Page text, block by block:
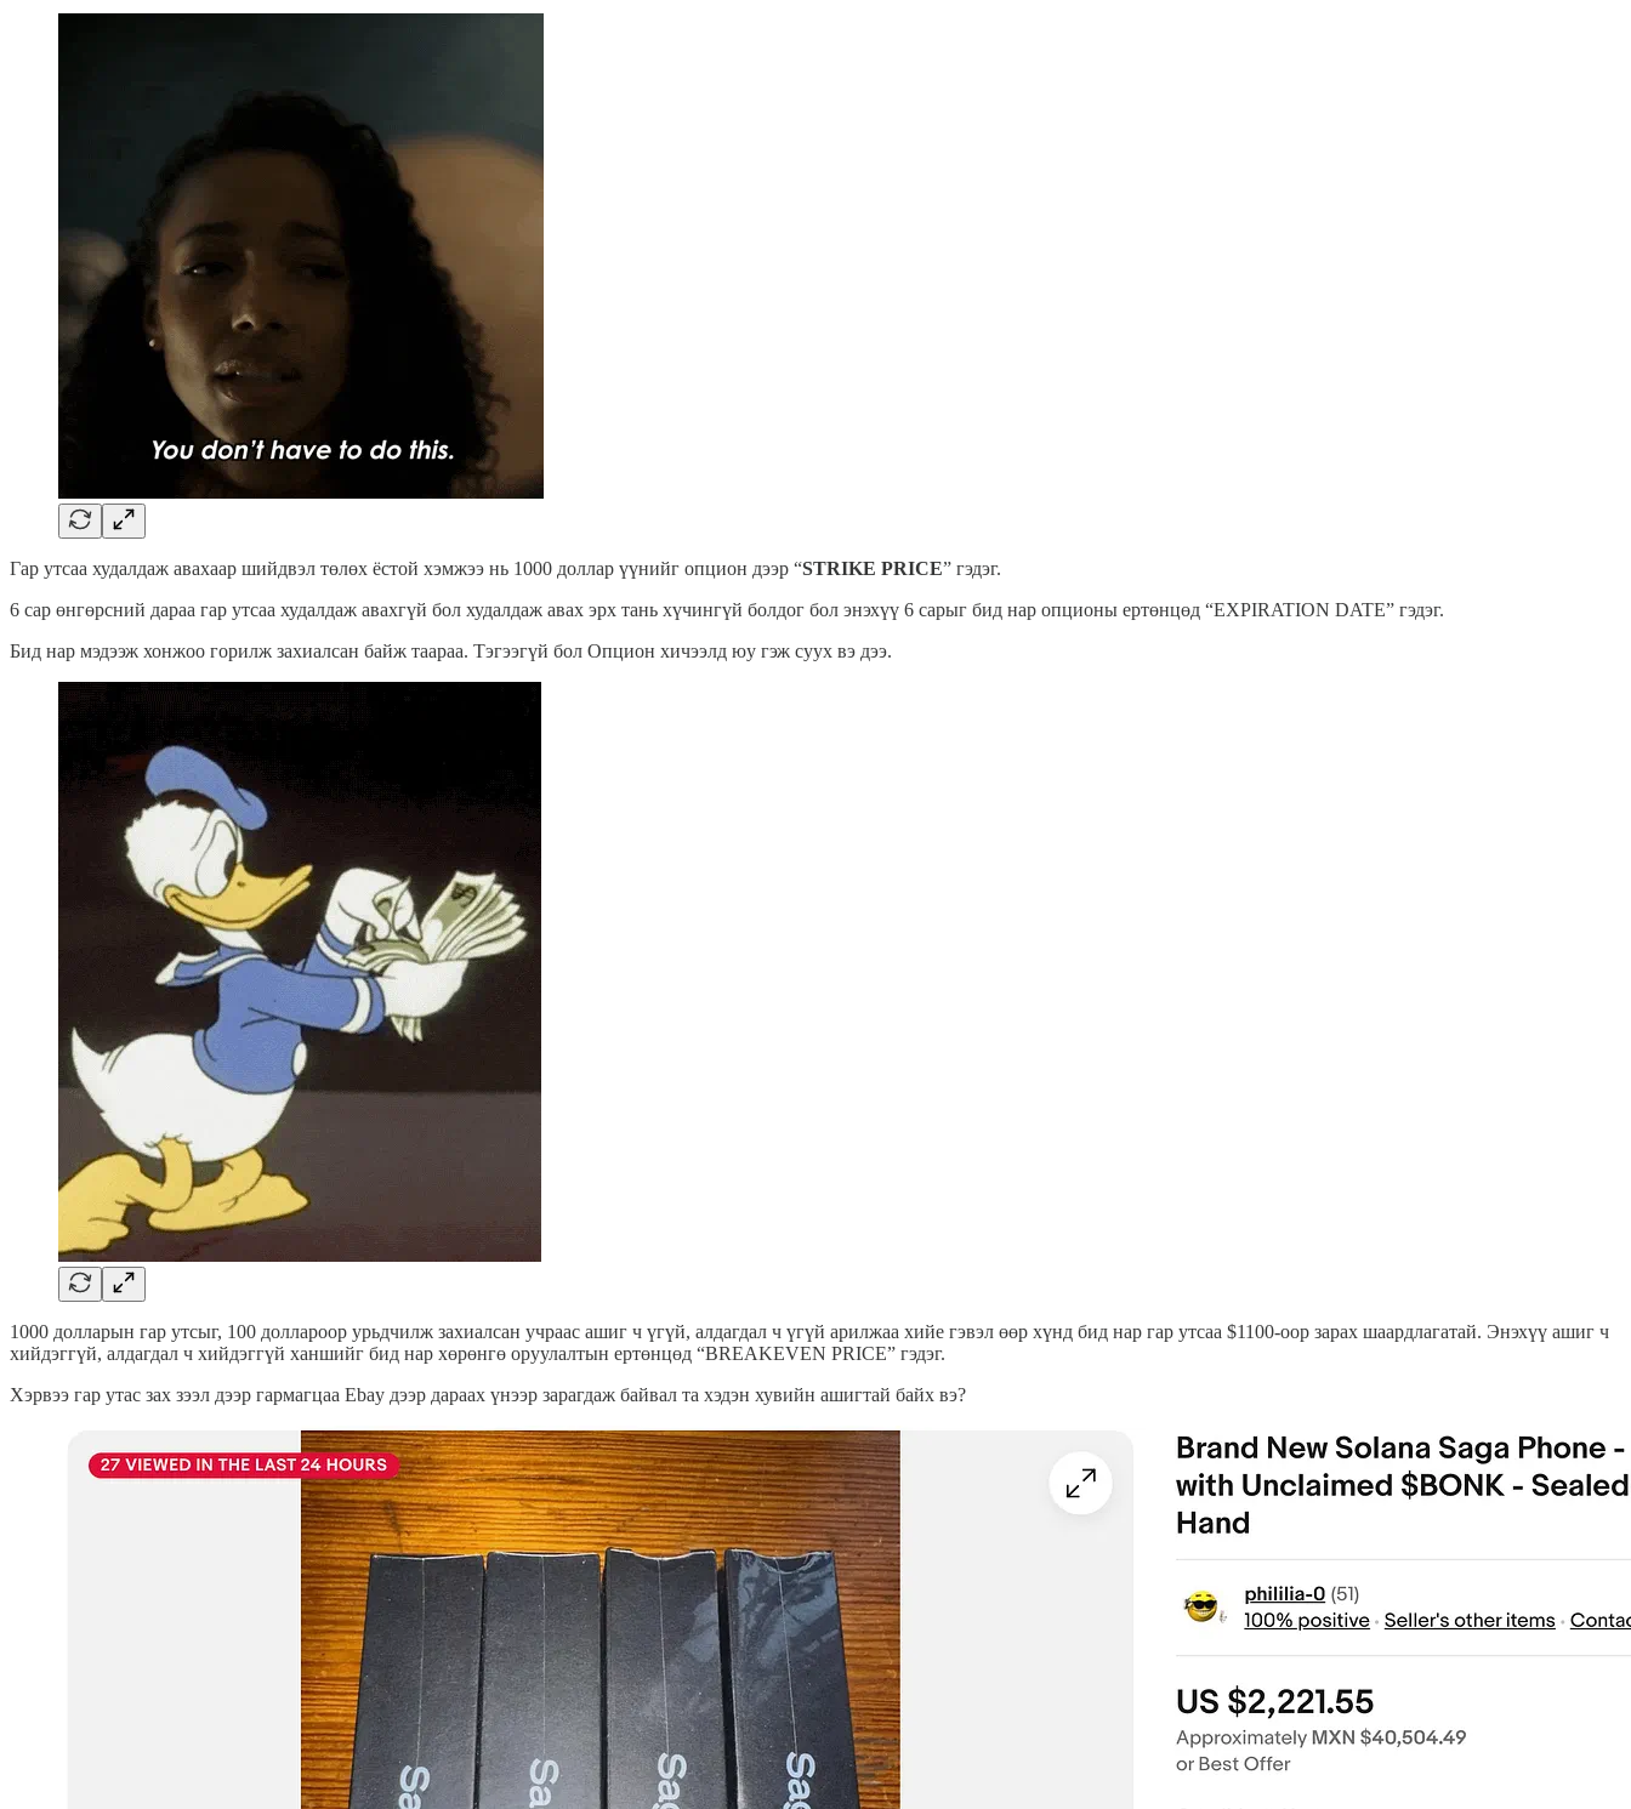
Гар утсаа худалдаж авахаар шийдвэл төлөх ёстой хэмжээ нь 1000 доллар үүнийг опцион дээр “STRIKE PRICE” гэдэг.
6 сар өнгөрсний дараа гар утсаа худалдаж авахгүй бол худалдаж авах эрх тань хүчингүй болдог бол энэхүү 6 сарыг бид нар опционы ертөнцөд “EXPIRATION DATE” гэдэг.
Бид нар мэдээж хонжоо горилж захиалсан байж таараа. Тэгээгүй бол Опцион хичээлд юу гэж суух вэ дээ.
1000 долларын гар утсыг, 100 доллароор урьдчилж захиалсан учраас ашиг ч үгүй, алдагдал ч үгүй арилжаа хийе гэвэл өөр хүнд бид нар гар утсаа $1100-оор зарах шаардлагатай. Энэхүү ашиг ч
хийдэггүй, алдагдал ч хийдэггүй ханшийг бид нар хөрөнгө оруулалтын ертөнцөд “BREAKEVEN PRICE” гэдэг.
Хэрвээ гар утас зах зээл дээр гармагцаа Ebay дээр дараах үнээр зарагдаж байвал та хэдэн хувийн ашигтай байх вэ?